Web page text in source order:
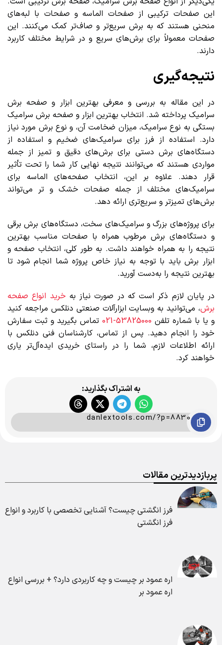
این صفحات ترکیبی از صفحات الماسه و صفحات با لبه‌های
منحنی هستند که به برش سریع‌تر و صاف‌تر کمک می‌کنند. این
صفحات معمولاً برای برش‌های سریع و در شرایط مختلف کاربرد
دارند.
نتیجه‌گیری
در این مقاله به بررسی و معرفی بهترین ابزار و صفحه برش
سرامیک پرداخته شد. انتخاب بهترین ابزار و صفحه برش سرامیک
بستگی به نوع سرامیک، میزان ضخامت آن، و نوع برش مورد نیاز
دارد. استفاده از فرز برای سرامیک‌های ضخیم و استفاده از
دستگاه‌های برش دستی برای برش‌های دقیق و تمیز از جمله
مواردی هستند که می‌توانند نتیجه نهایی کار شما را تحت تأثیر
قرار دهند. علاوه بر این، انتخاب صفحه‌های الماسه برای
سرامیک‌های مختلف از جمله صفحات خشک و تر می‌تواند
برش‌های تمیزتر و سریع‌تری ارائه دهد.
برای پروژه‌های بزرگ و سرامیک‌های سخت، دستگاه‌های برش برقی
و دستگاه‌های برش مرطوب همراه با صفحات مناسب بهترین
نتیجه را به همراه خواهند داشت. به طور کلی، انتخاب صفحه و
ابزار برش باید با توجه به نیاز خاص پروژه شما انجام شود تا
بهترین نتیجه را به‌دست آورید.
در پایان لازم ذکر است که در صورت نیاز به خرید انواع صفحه
برش، می‌توانید به وبسایت ابزارآلات صنعتی دنلکس مراجعه کنید
و یا با شماره تلفن 53825000-021
تماس بگیرید و ثبت سفارش
خود را انجام دهید. پس از تماس، کارشناسان فنی دنلکس با
ارائه اطلاعات لازم، شما را در راستای خریدی ایده‌آل‌تر یاری
خواهند کرد.
به اشتراک بگذارید:
danlextools.com/?p=8830
پربازدیدترین مقالات
فرز انگشتی چیست؟ آشنایی تخصصی با کاربرد و انواع
فرز انگشتی
اره عمود بر چیست و چه کاربردی دارد؟ + بررسی انواع
اره عمود بر